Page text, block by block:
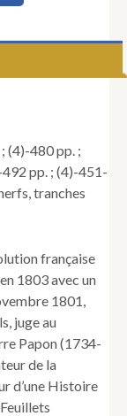
(4)-480 pp. ;
pp. ; (4)-451-
tranches
française
1803 avec un
1801,
juge au
Papon (1734-
de la
d’une Histoire